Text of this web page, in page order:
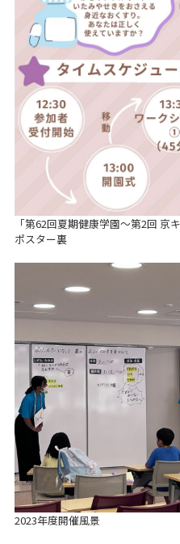
「第62回夏期健康学園～第2回 京
ポスター裏
2023年度開催風景